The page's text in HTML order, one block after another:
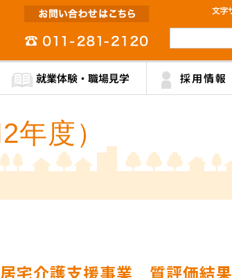
就業体験・職場見学 採用情報
年度）
介護支援事業 質評価結果